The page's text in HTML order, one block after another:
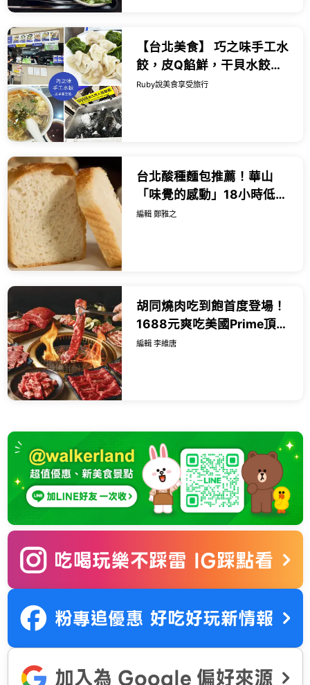
【台北美食】 巧之味手工水
餃，皮Q餡鮮，干貝水餃都
值得一試，酸辣湯也很推薦
Ruby說美食享受旅行
台北酸種麵包推薦！華山
「味覺的感動」18小時低溫
熟成麵包，第二件半價先
編輯 鄭雅之
胡同燒肉吃到飽首度登場！
1688元爽吃美國Prime頂級
牛肉，七夕浪漫雙人餐999
編輯 李維唐